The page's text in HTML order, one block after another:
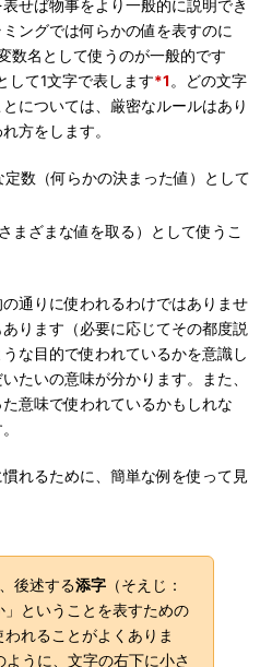
せば物事をより一般的に説明でき
ングでは何らかの値を表すのに
数名として使うのが一般的です
して1文字で表します*1 。どの文字
については、厳密なルールはあり
方をします。
数（何らかの決まった値）として
まざまな値を取る）として使うこ
通りに使われるわけではありませ
ります（必要に応じてその都度説
な目的で使われているかを意識し
たいの意味が分かります。また、
意味で使われているかもしれな
れるために、簡単な例を使って見
後述する添字 （そえじ：
」ということを表すための
れることがよくありま
ように、文字の右下に小さ